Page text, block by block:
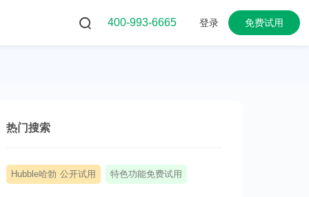
400-993-6665 登录 免费试用
热门搜索
Hubble哈勃 公开试用 特色功能免费试用